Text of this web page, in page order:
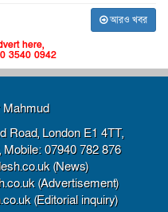
আরও খবর
here,
3540 0942
Mahmud
Road, London E1 4TT,
07940 782 876
(News)
(Advertisement)
(Editorial inquiry)